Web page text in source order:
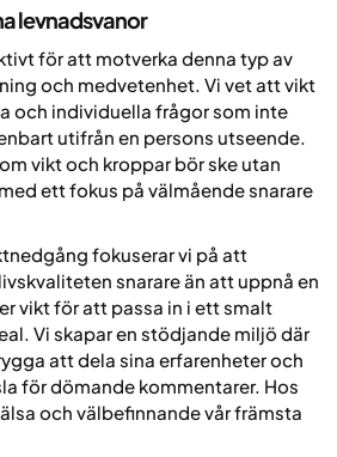
levnadsvanor
för att motverka denna typ av
och medvetenhet. Vi vet att vikt
och individuella frågor som inte
utifrån en persons utseende.
vikt och kroppar bör ske utan
ett fokus på välmående snarare
fokuserar vi på att
snarare än att uppnå en
vikt för att passa in i ett smalt
Vi skapar en stödjande miljö där
att dela sina erfarenheter och
för dömande kommentarer. Hos
och välbefinnande vår främsta